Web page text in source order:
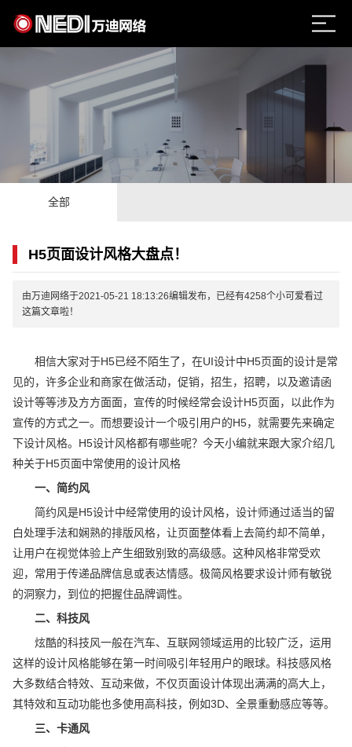
全部
H5页面设计风格大盘点！
由万迪网络于2021-05-21 18:13:26编辑发布，已经有4258个小可爱看过
这篇文章啦！
相信大家对于H5已经不陌生了，在UI设计中H5页面的设计是常
见的，许多企业和商家在做活动，促销，招生，招聘，以及邀请函
设计等等涉及方方面面，宣传的时候经常会设计H5页面，以此作为
宣传的方式之一。而想要设计一个吸引用户的H5，就需要先来确定
下设计风格。H5设计风格都有哪些呢？今天小编就来跟大家介绍几
种关于H5页面中常使用的设计风格
一、简约风
简约风是H5设计中经常使用的设计风格，设计师通过适当的留
白处理手法和娴熟的排版风格，让页面整体看上去简约却不简单，
让用户在视觉体验上产生细致别致的高级感。这种风格非常受欢
迎，常用于传递品牌信息或表达情感。极简风格要求设计师有敏锐
的洞察力，到位的把握住品牌调性。
二、科技风
炫酷的科技风一般在汽车、互联网领域运用的比较广泛，运用
这样的设计风格能够在第一时间吸引年轻用户的眼球。科技感风格
大多数结合特效、互动来做，不仅页面设计体现出满满的高大上，
其特效和互动功能也多使用高科技，例如3D、全景重動感应等等。
三、卡通风